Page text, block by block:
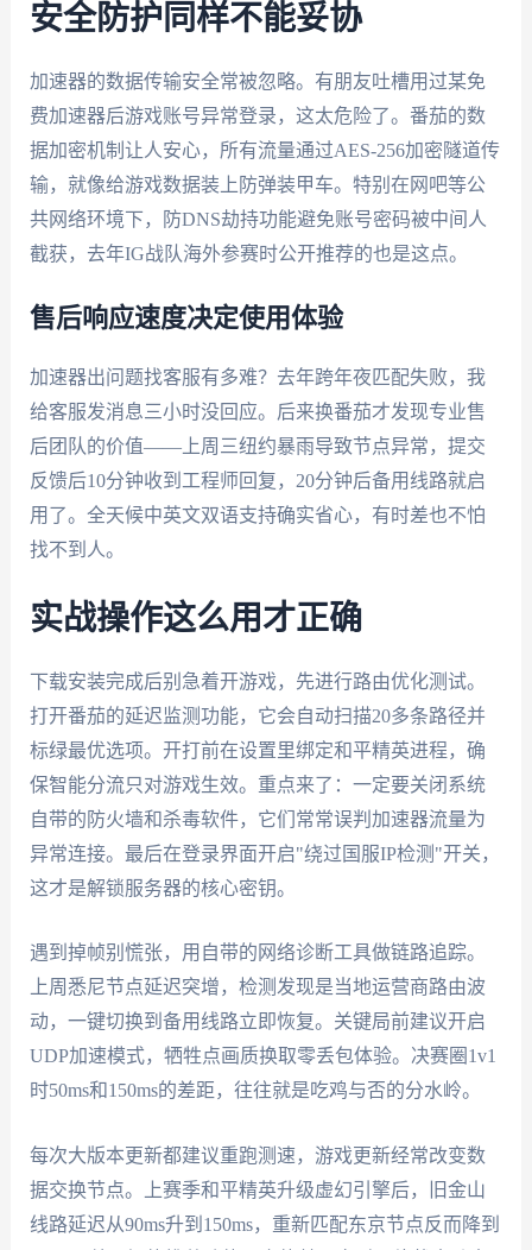
安全防护同样不能妥协
加速器的数据传输安全常被忽略。有朋友吐槽用过某免
费加速器后游戏账号异常登录，这太危险了。番茄的数
据加密机制让人安心，所有流量通过AES-256加密隧道传
输，就像给游戏数据装上防弹装甲车。特别在网吧等公
共网络环境下，防DNS劫持功能避免账号密码被中间人
截获，去年IG战队海外参赛时公开推荐的也是这点。
售后响应速度决定使用体验
加速器出问题找客服有多难？去年跨年夜匹配失败，我
给客服发消息三小时没回应。后来换番茄才发现专业售
后团队的价值——上周三纽约暴雨导致节点异常，提交
反馈后10分钟收到工程师回复，20分钟后备用线路就启
用了。全天候中英文双语支持确实省心，有时差也不怕
找不到人。
实战操作这么用才正确
下载安装完成后别急着开游戏，先进行路由优化测试。
打开番茄的延迟监测功能，它会自动扫描20多条路径并
标绿最优选项。开打前在设置里绑定和平精英进程，确
保智能分流只对游戏生效。重点来了：一定要关闭系统
自带的防火墙和杀毒软件，它们常常误判加速器流量为
异常连接。最后在登录界面开启"绕过国服IP检测"开关，
这才是解锁服务器的核心密钥。
遇到掉帧别慌张，用自带的网络诊断工具做链路追踪。
上周悉尼节点延迟突增，检测发现是当地运营商路由波
动，一键切换到备用线路立即恢复。关键局前建议开启
UDP加速模式，牺牲点画质换取零丢包体验。决赛圈1v1
时50ms和150ms的差距，往往就是吃鸡与否的分水岭。
每次大版本更新都建议重跑测速，游戏更新经常改变数
据交换节点。上赛季和平精英升级虚幻引擎后，旧金山
线路延迟从90ms升到150ms，重新匹配东京节点反而降到